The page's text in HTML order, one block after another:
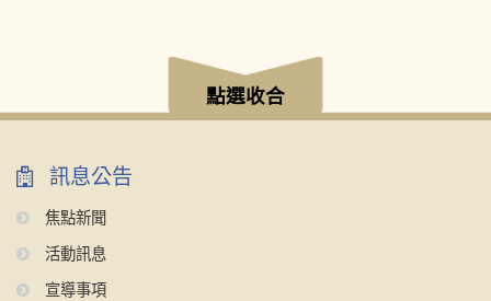
點選收合
訊息公告
焦點新聞
活動訊息
宣導事項